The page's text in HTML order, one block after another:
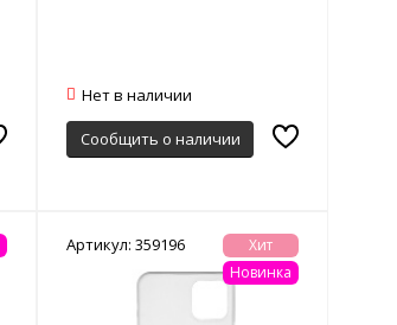
Нет в наличии
Сообщить о наличии
Артикул: 359196
Хит
Новинка